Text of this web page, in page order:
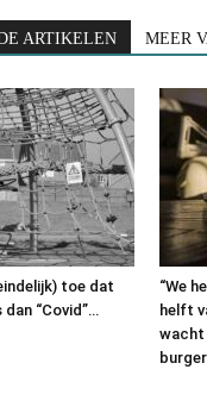
ARTIKELEN MEER
toe dat
“Covid”…
“We
helft
wacht